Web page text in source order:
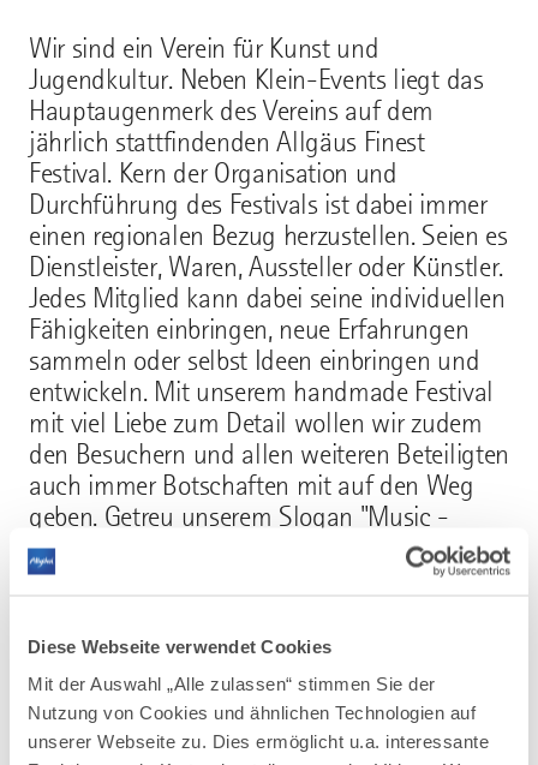
Diese Webseite verwendet Cookies
Mit der Auswahl „Alle zulassen“ stimmen Sie der
Nutzung von Cookies und ähnlichen Technologien auf
unserer Webseite zu. Dies ermöglicht u.a. interessante
Wir sind ein Verein für Kunst und
Jugendkultur. Neben Klein-Events liegt das
Hauptaugenmerk des Vereins auf dem
jährlich stattfindenden Allgäus Finest
Festival. Kern der Organisation und
Durchführung des Festivals ist dabei immer
einen regionalen Bezug herzustellen. Seien es
Dienstleister, Waren, Aussteller oder Künstler.
Jedes Mitglied kann dabei seine individuellen
Fähigkeiten einbringen, neue Erfahrungen
sammeln oder selbst Ideen einbringen und
entwickeln. Mit unserem handmade Festival
mit viel Liebe zum Detail wollen wir zudem
den Besuchern und allen weiteren Beteiligten
auch immer Botschaften mit auf den Weg
geben. Getreu unserem Slogan "Music -
Pleasure - Crew - Love" verweisen wir immer
wieder auf Themen wie gesellschaftliche
ökonomische und ökologische
Nachhaltigkeit- Themen, die für uns
schlichtweg die Basis für unser Vorhaben
bilden.